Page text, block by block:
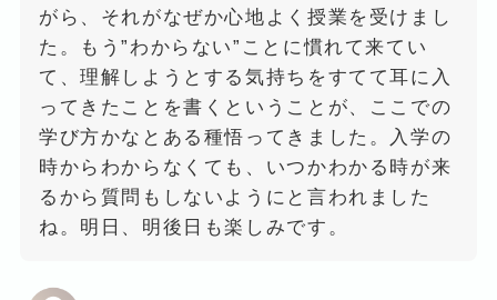
がら、それがなぜか心地よく授業を受けまし
た。もう”わからない”ことに慣れて来てい
て、理解しようとする気持ちをすてて耳に入
ってきたことを書くということが、ここでの
学び方かなとある種悟ってきました。入学の
時からわからなくても、いつかわかる時が来
るから質問もしないようにと言われました
ね。明日、明後日も楽しみです。